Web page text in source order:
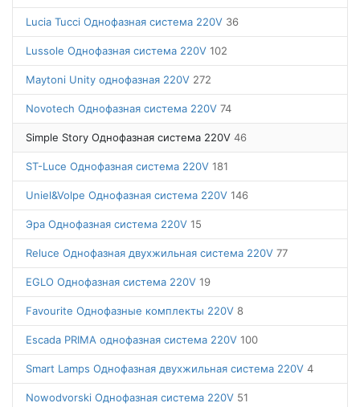
Lucia Tucci Однофазная система 220V 36
Lussole Однофазная система 220V 102
Maytoni Unity однофазная 220V 272
Novotech Однофазная система 220V 74
Simple Story Однофазная система 220V 46
ST-Luce Однофазная система 220V 181
Uniel&Volpe Однофазная система 220V 146
Эра Однофазная система 220V 15
Reluce Однофазная двухжильная система 220V 77
EGLO Однофазная система 220V 19
Favourite Однофазные комплекты 220V 8
Escada PRIMA однофазная система 220V 100
Smart Lamps Однофазная двухжильная система 220V 4
Nowodvorski Однофазная система 220V 51